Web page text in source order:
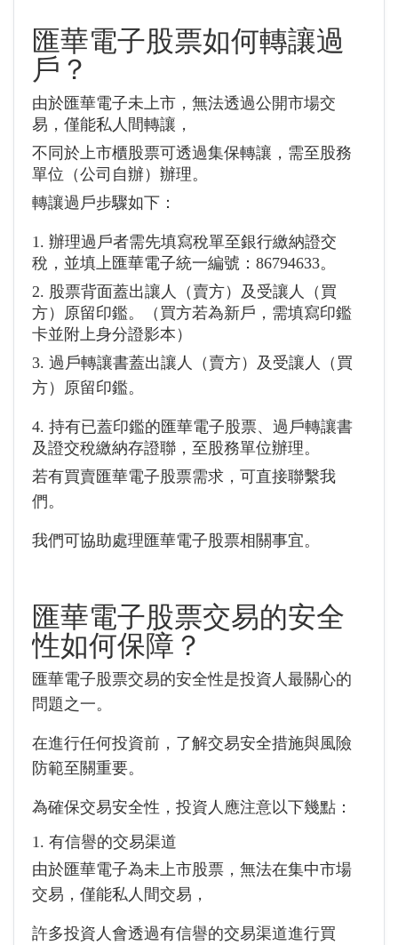
匯華電子股票如何轉讓過
戶？
由於匯華電子未上市，無法透過公開市場交
易，僅能私人間轉讓，
不同於上市櫃股票可透過集保轉讓，需至股務
單位（公司自辦）辦理。
轉讓過戶步驟如下：
1. 辦理過戶者需先填寫稅單至銀行繳納證交
稅，並填上匯華電子統一編號：86794633。
2. 股票背面蓋出讓人（賣方）及受讓人（買
方）原留印鑑。（買方若為新戶，需填寫印鑑
卡並附上身分證影本）
3. 過戶轉讓書蓋出讓人（賣方）及受讓人（買
方）原留印鑑。
4. 持有已蓋印鑑的匯華電子股票、過戶轉讓書
及證交稅繳納存證聯，至股務單位辦理。
若有買賣匯華電子股票需求，可直接聯繫我
們。
我們可協助處理匯華電子股票相關事宜。
匯華電子股票交易的安全
性如何保障？
匯華電子股票交易的安全性是投資人最關心的
問題之一。
在進行任何投資前，了解交易安全措施與風險
防範至關重要。
為確保交易安全性，投資人應注意以下幾點：
1. 有信譽的交易渠道
由於匯華電子為未上市股票，無法在集中市場
交易，僅能私人間交易，
許多投資人會透過有信譽的交易渠道進行買